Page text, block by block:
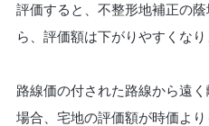
評価すると、不整形地補正の
ら、評価額は下がりやすくなり
路線価の付された路線から遠
場合、宅地の評価額が時価より